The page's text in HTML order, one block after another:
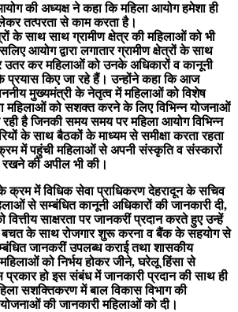
की अध्यक्ष ने कहा कि महिला आयोग हमेशा ही
तत्परता से काम करता है।
के साथ साथ ग्रामीण क्षेत्र की महिलाओं को भी
आयोग द्वारा लगातार ग्रामीण क्षेत्रों के साथ
उतर कर महिलाओं को उनके अधिकारों व कानूनी
प्रयास किए जा रहे हैं। उन्होंने कहा कि आज
मुख्यमंत्री के नेतृत्व में महिलाओं को विशेष
महिलाओं को सशक्त करने के लिए विभिन्न योजनाओं
है जिनकी समय समय पर महिला आयोग विभिन्न
के साथ बैठकों के माध्यम से समीक्षा करता रहता
में पहुंची महिलाओं से अपनी संस्कृति व संस्कारों
रखने की अपील भी की।
क्रम में विधिक सेवा प्राधिकरण देहरादून के सचिव
से सम्बंधित कानूनी अधिकारों की जानकारी दी,
वित्तीय साक्षरता पर जानकरीं प्रदान करते हुए उन्हें
के साथ रोजगार शुरू करना व बैंक के सहयोग से
जानकरीं उपलब्ध कराई तथा शासकीय
को निर्भय होकर जीने, घरेलू हिंसा से
हो इस संबंध में जानकारी प्रदान की साथ ही
सशक्तिकरण में बाल विकास विभाग की
योजनाओं की जानकारी महिलाओं को दी।